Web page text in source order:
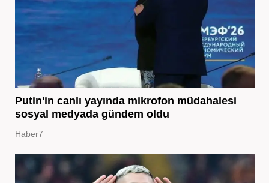
Putin'in canlı yayında mikrofon müdahalesi
sosyal medyada gündem oldu
Haber7